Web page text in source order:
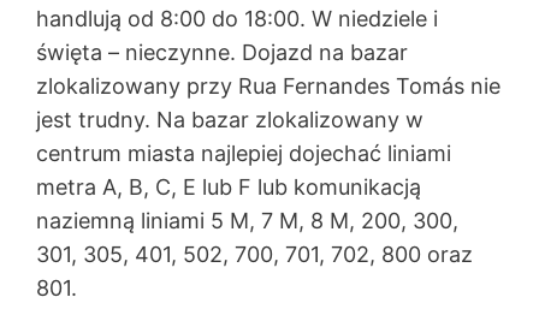
handlują od 8:00 do 18:00. W niedziele i
święta – nieczynne. Dojazd na bazar
zlokalizowany przy Rua Fernandes Tomás nie
jest trudny. Na bazar zlokalizowany w
centrum miasta najlepiej dojechać liniami
metra A, B, C, E lub F lub komunikacją
naziemną liniami 5 M, 7 M, 8 M, 200, 300,
301, 305, 401, 502, 700, 701, 702, 800 oraz
801.